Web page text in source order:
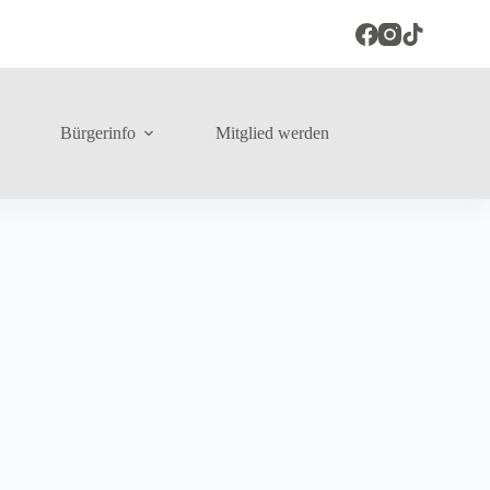
Bürgerinfo Mitglied werden